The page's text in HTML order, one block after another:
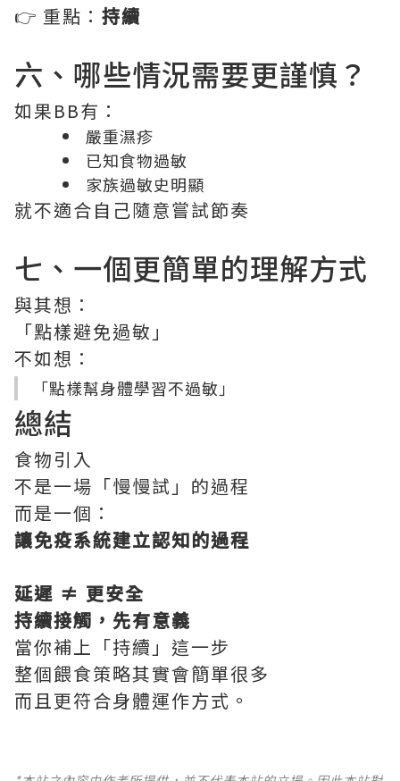
👉 重點： 持續
六、哪些情況需要更謹慎？
如果BB有：
嚴重濕疹
已知食物過敏
家族過敏史明顯
就不適合自己隨意嘗試節奏
七、一個更簡單的理解方式
與其想：
「點樣避免過敏」
不如想：
「點樣幫身體學習不過敏」
總結
食物引入
不是一場「慢慢試」的過程
而是一個：
讓免疫系統建立認知的過程
延遲 ≠ 更安全
持續接觸，先有意義
當你補上「持續」這一步
整個餵食策略其實會簡單很多
而且更符合身體運作方式。